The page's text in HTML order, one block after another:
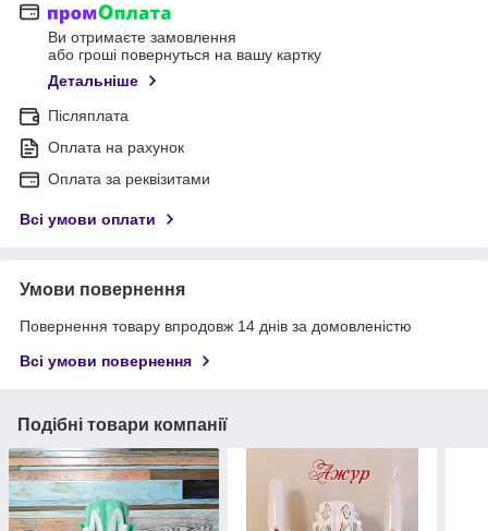
Ви отримаєте замовлення
або гроші повернуться на вашу картку
Детальніше
Післяплата
Оплата на рахунок
Оплата за реквізитами
Всі умови оплати
Умови повернення
Повернення товару впродовж 14 днів за домовленістю
Всі умови повернення
Подібні товари компанії